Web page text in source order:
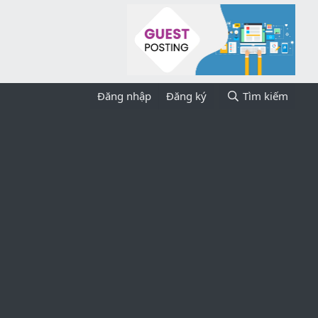
Đăng nhập Đăng ký Tìm kiếm